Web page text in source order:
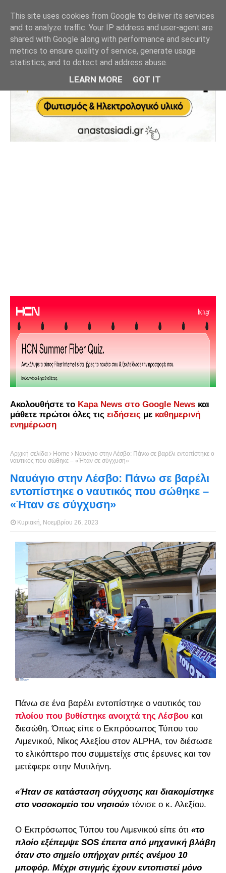
Ακολουθήστε το Kapa News στο Google News και
μάθετε πρώτοι όλες τις ειδήσεις με καθημερινή
ενημέρωση
Αρχική σελίδα Home
Ναυάγιο στην Λέσβο: Πάνω σε βαρέλι εντοπίστηκε ο
ναυτικός που σώθηκε – «Ήταν σε σύγχυση»
Ναυάγιο στην Λέσβο: Πάνω σε βαρέλι
εντοπίστηκε ο ναυτικός που σώθηκε –
«Ήταν σε σύγχυση»
Κυριακή, Νοεμβρίου 26, 2023
Πάνω σε ένα βαρέλι εντοπίστηκε ο ναυτικός του
πλοίου που βυθίστηκε ανοιχτά της Λέσβου και
διεσώθη. Όπως είπε ο Εκπρόσωπος Τύπου του
Λιμενικού, Νίκος Αλεξίου στον ALPHA, τον διέσωσε
το ελικόπτερο που συμμετείχε στις έρευνες και τον
μετέφερε στην Μυτιλήνη.
«Ήταν σε κατάσταση σύγχυσης και διακομίστηκε
στο νοσοκομείο του νησιού» τόνισε ο κ. Αλεξίου.
Ο Εκπρόσωπος Τύπου του Λιμενικού είπε ότι «το
πλοίο εξέπεμψε SOS έπειτα από μηχανική βλάβη
όταν στο σημείο υπήρχαν ριπές ανέμου 10
μποφόρ. Μέχρι στιγμής έχουν εντοπιστεί μόνο
This site uses cookies from Google to deliver its services
and to analyze traffic. Your IP address and user-agent are
shared with Google along with performance and security
metrics to ensure quality of service, generate usage
statistics, and to detect and address abuse.
LEARN MORE GOT IT